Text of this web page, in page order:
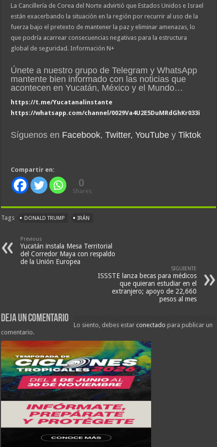
La Cancillería de Corea del Norte advirtió que Estados Unidos e Israel
están exacerbando la situación en la región por recurrir al uso de la
fuerza bajo el pretexto de mantener la paz y eliminar amenazas, lo
que podría acarrear consecuencias negativas para la estructura
global de seguridad. Información N+
Únete a nuestro grupo de Telegram y WhatsApp
mantente bien informado con las noticias que
acontecen en Yucatán, México y el Mundo…
https://t.me/Yucatanalinstante
https://whatsapp.com/channel/0029Va4U2E5DuMRdGhKr033i
Síguenos en Facebook,Twitter, YouTube yTiktok
Compartir en:
0
Shares
Tags DONALD TRUMP IRÁN
Previous
Yucatán instala Mesa Territorial
del Corredor Maya con respaldo
de la Unión Europea
SIGUIENTE
ISSSTE lanza becas para médicos
que quieran estudiar en el
extranjero; apoyo de 22,660
pesos al mes
Deja un comentario
Lo siento, debes estarconectado para publicar un
comentario.